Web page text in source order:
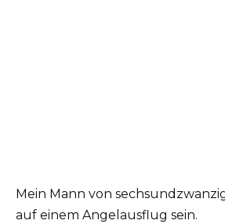
Mein Mann von
auf einem Angelausflug sein.